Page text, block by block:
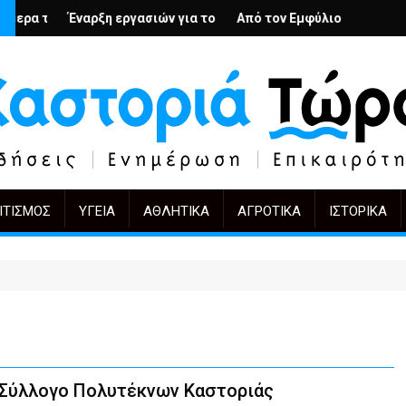
– Ο Άρμιν Βέγκνερ απέναντι στη λήθη
εργασιών για το Κέντρο Ημέρας Ολικής Φροντίδας στην Καστοριά
Από τον Εμφύλιο στην Πόλωση: το ίδιο έργο,
KIFF 51: Η εικόνα
ΥΓΕΊΑ ΑΘΛΗΤΙΚΆ ΑΓΡΟΤΙΚΆ ΙΣΤΟΡΙΚΆ
Πολυτέκνων Καστοριάς